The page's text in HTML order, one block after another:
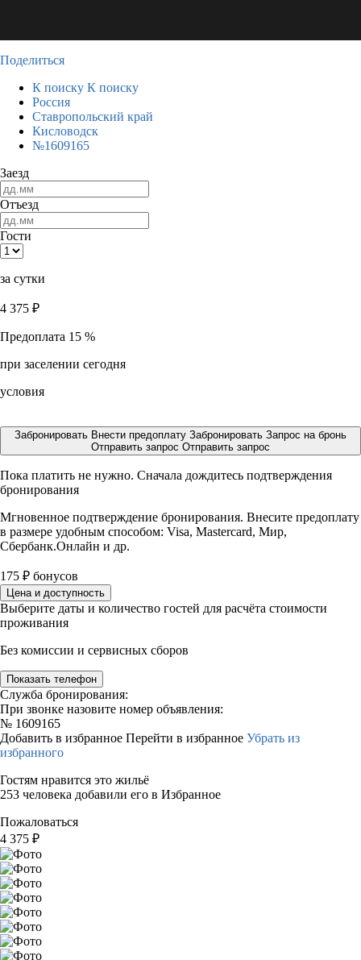
Поделиться
К поиску К поиску
Россия
Ставропольский край
Кисловодск
№1609165
Заезд
Отъезд
Гости
за сутки
4 375 ₽
Предоплата 15 %
при заселении сегодня
условия
Забронировать Внести предоплату Забронировать Запрос на бронь
Отправить запрос Отправить запрос
Пока платить не нужно. Сначала дождитесь подтверждения
бронирования
Мгновенное подтверждение бронирования. Внесите предоплату
в размере удобным способом: Visa, Mastercard, Мир,
Сбербанк.Онлайн и др.
175 ₽ бонусов
Цена и доступность
Выберите даты и количество гостей для расчёта стоимости
проживания
Без комиссии и сервисных сборов
Показать телефон
Служба бронирования:
При звонке назовите номер объявления:
№ 1609165
Добавить в избранное Перейти в избранное Убрать из
избранного
Гостям нравится это жильё
253 человека добавили его в Избранное
Пожаловаться
4 375 ₽